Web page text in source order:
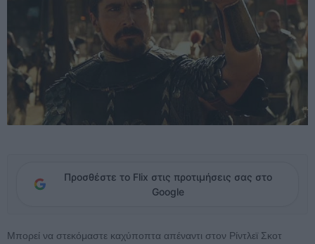
Προσθέστε το Flix στις προτιμήσεις σας στο
Google
Μπορεί να στεκόμαστε καχύποπτα απέναντι στον Ρίντλεϊ Σκοτ